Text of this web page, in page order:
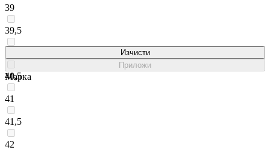
39
39,5
40,5
41
41,5
42
Изчисти
Приложи
Марка